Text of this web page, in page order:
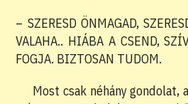
– SZERESD ÖNMAGAD,
VALAHA.. HIÁBA A CSEND,
FOGJA. BIZTOSAN TUDOM.
Most csak néhány gondolat,